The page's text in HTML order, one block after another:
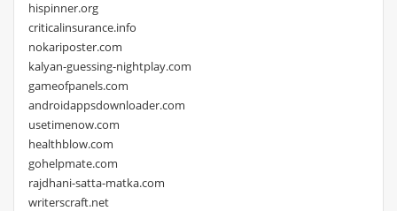
hispinner.org
criticalinsurance.info
nokariposter.com
kalyan-guessing-nightplay.com
gameofpanels.com
androidappsdownloader.com
usetimenow.com
healthblow.com
gohelpmate.com
rajdhani-satta-matka.com
writerscraft.net